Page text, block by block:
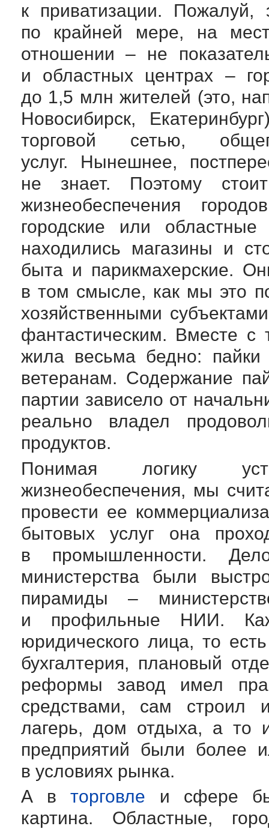
к приватизации.
по крайней мере, на
отношении – не
и областных центрах –
до 1,5 млн жителей (это,
Новосибирск,
торговой сетью,
услуг. Нынешнее,
не знает. Поэтому
жизнеобеспечения
городские или
находились магазины и
быта и парикмахерские.
в том смысле, как мы это
хозяйственными
фантастическим. Вместе с
жила весьма бедно:
ветеранам. Содержание
партии зависело от
реально владел
продуктов.
Понимая логику
жизнеобеспечения, мы
провести ее
бытовых услуг она
в промышленности.
министерства были
пирамиды –
и профильные НИИ.
юридического лица, то
бухгалтерия, плановый
реформы завод имел
средствами, сам строил
лагерь, дом отдыха, а то
предприятий были более
в условиях рынка.
А вторговле и сфере
картина. Областные,